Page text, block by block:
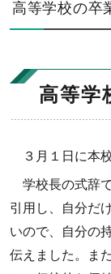
高等学校の卒
高等学
３月１日に本
学校長の式辞
引用し、自分だ
いので、自分の
伝えました。ま